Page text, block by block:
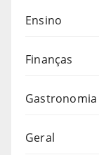
Ensino
Finanças
Gastronomia
Geral